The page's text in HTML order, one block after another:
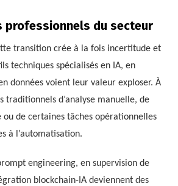
professionnels du secteur
transition crée à la fois incertitude et
techniques spécialisés en IA, en
données voient leur valeur exploser. À
traditionnels d’analyse manuelle, de
de certaines tâches opérationnelles
à l’automatisation.
engineering, en supervision de
blockchain-IA deviennent des